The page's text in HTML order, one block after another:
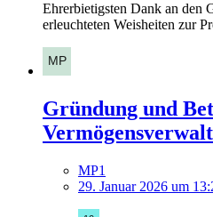
Ehrerbietigsten Dank an den
erleuchteten Weisheiten zur
Gründung und
MP1
29. Januar 2026 um